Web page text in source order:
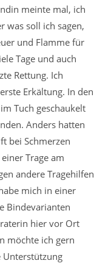
meinte mal, ich
was soll ich sagen,
und Flamme für
Tage und auch
Rettung. Ich
Erkältung. In den
Tuch geschaukelt
Anders hatten
bei Schmerzen
Trage am
andere Tragehilfen
mich in einer
Bindevarianten
hier vor Ort
möchte ich gern
Unterstützung